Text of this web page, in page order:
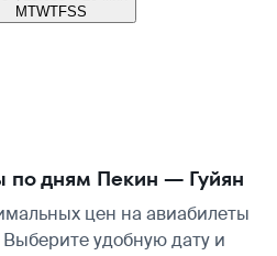
MTWTFSS
дням Пекин — Гуйян
цен на авиабилеты
удобную дату и